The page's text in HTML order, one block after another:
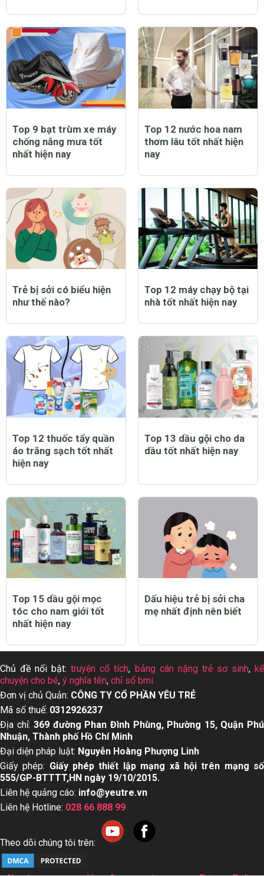
Top 9 bạt trùm xe máy
chống nắng mưa tốt
nhất hiện nay
Top 12 nước hoa nam
thơm lâu tốt nhất hiện
nay
Trẻ bị sởi có biểu hiện
như thế nào?
Top 12 máy chạy bộ tại
nhà tốt nhất hiện nay
Top 12 thuốc tẩy quần
áo trắng sạch tốt nhất
hiện nay
Top 13 dầu gội cho da
dầu tốt nhất hiện nay
Top 15 dầu gội mọc
tóc cho nam giới tốt
nhất hiện nay
Dấu hiệu trẻ bị sởi cha
mẹ nhất định nên biết
Chủ đề nổi bật:truyện cổ tích, bảng cân nặng trẻ sơ sinh,kể
chuyện cho bé, ý nghĩa tên, chỉ số bmi
Đơn vị chủ Quản: CÔNG TY CỔ PHẦN YÊU TRẺ
Mã số thuế: 0312926237
Địa chỉ:369 đường Phan Đình Phùng, Phường 15, Quận Phú
Nhuận, Thành phố Hồ Chí Minh
Đại diện pháp luật: Nguyễn Hoàng Phượng Linh
Giấy phép: Giấy phép thiết lập mạng xã hội trên mạng số
555/GP-BTTTT,HN ngày 19/10/2015.
Liên hệ quảng cáo: info@yeutre.vn
Liên hệ Hotline: 028 66 888 99
Theo dõi chúng tôi trên: